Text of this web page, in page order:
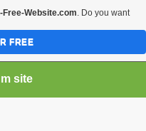
site
Free-Website.com. Do you want
FREE